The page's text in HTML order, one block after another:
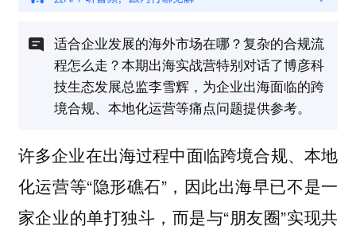
适合企业发展的海外市场在哪？复杂的合规流
程怎么走？本期出海实战营特别对话了博彦科
技生态发展总监李雪辉，为企业出海面临的跨
境合规、本地化运营等痛点问题提供参考。
许多企业在出海过程中面临跨境合规、本地
化运营等“隐形礁石”，因此出海早已不是一
家企业的单打独斗，而是与“朋友圈”实现共